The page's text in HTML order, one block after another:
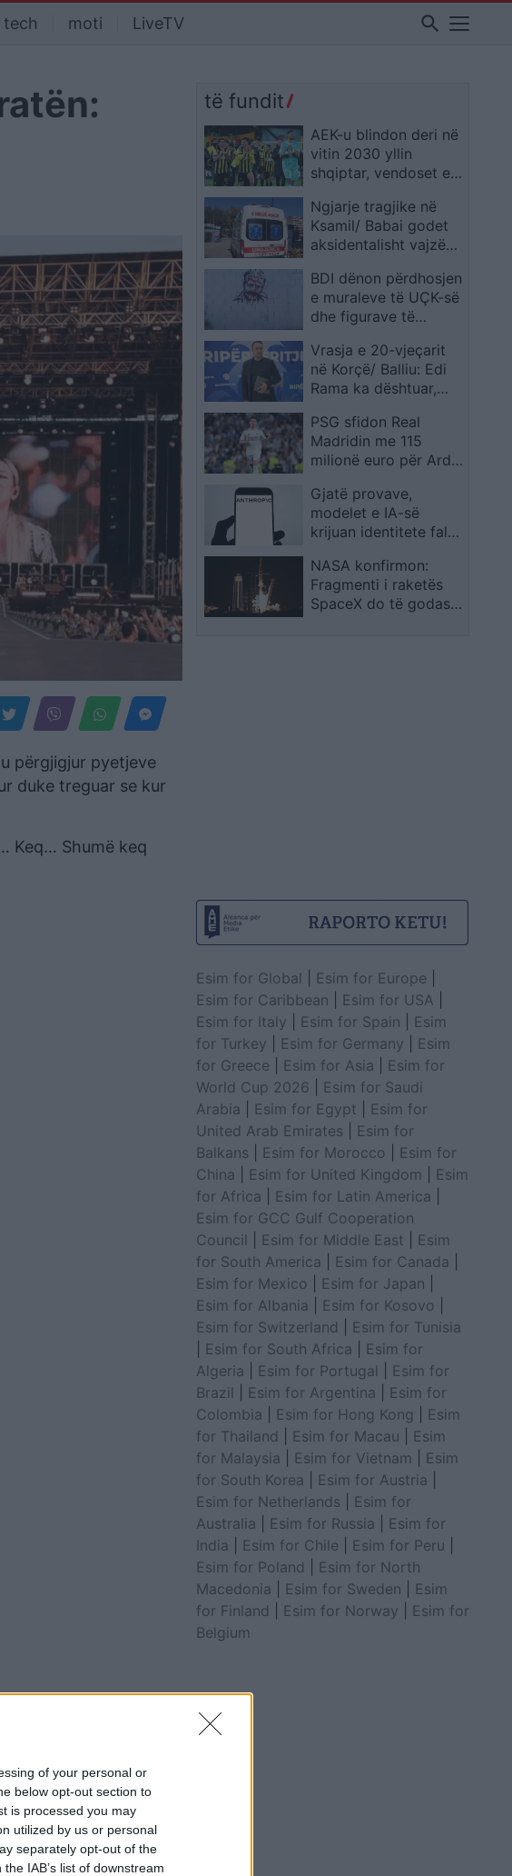
of your personal or
below opt-out section to
is processed you may
utilized by us or personal
separately opt-out of the
IAB’s list of downstream
tech moti LiveTV search
përgjigjur pyetjeve
duke treguar se kur
Keq… Shumë keq
të fundit
AEK-u blindon deri në
vitin 2030 yllin
shqiptar, vendoset e
Ngjarje tragjike në
Ksamil/ Babai godet
aksidentalisht vajzën
fëmija humb jetën
BDI dënon përdhosjen
e muraleve të UÇK-së
dhe figurave të
Vrasja e 20-vjeçarit
në Korçë/ Balliu: Edi
Rama ka dështuar,
kthyer në pasiguri
kronike dhe thirrja
“Jepe dorëheqjen”
PSG sfidon Real
Madridin me 115
milionë euro për Arda
Gjatë provave,
modelet e IA-së
krijuan identitete false
persona realë
NASA konfirmon:
Fragmenti i raketës
SpaceX do të godasë
Esim for Global Esim for Europe
Esim for Caribbean
Esim for USA
Esim for Italy
Esim for Spain
Esim
for Turkey
Esim for Germany
Esim
for Greece
Esim for Asia
Esim for
World Cup 2026
Esim for Saudi
Arabia
Esim for Egypt
Esim for
United Arab Emirates
Esim for
Balkans
Esim for Morocco
Esim for
China
Esim for United Kingdom
Esim
for Africa
Esim for Latin America
Esim for GCC Gulf Cooperation
Council
Esim for Middle East
Esim
for South America
Esim for Canada
Esim for Mexico
Esim for Japan
Esim for Albania
Esim for Kosovo
Esim for Switzerland
Esim for Tunisia
Esim for South Africa
Esim for
Algeria
Esim for Portugal
Esim for
Brazil
Esim for Argentina
Esim for
Colombia
Esim for Hong Kong
Esim
for Thailand
Esim for Macau
Esim
for Malaysia
Esim for Vietnam
Esim
for South Korea
Esim for Austria
Esim for Netherlands
Esim for
Australia
Esim for Russia
Esim for
India
Esim for Chile Esim for Peru
Esim for Poland
Esim for North
Macedonia
Esim for Sweden
Esim
for Finland
Esim for Norway
Esim for
Belgium